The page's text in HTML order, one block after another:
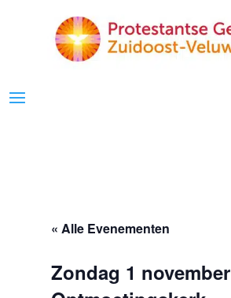
« Alle Evenementen
Zondag 1 november